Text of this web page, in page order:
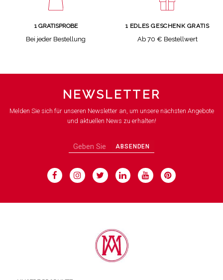
1 GRATISPROBE
Bei jeder Bestellung
1 EDLES GESCHENK GRATIS
Ab 70 € Bestellwert
NEWSLETTER
Melden Sie sich für unseren Newsletter an, um unsere nächsten Angebote
und aktuellen News zu erhalten!
ABSENDEN